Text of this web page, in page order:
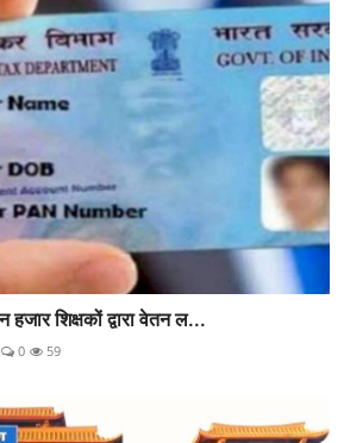
शिक्षकों द्वारा वेतन ल...
0 59